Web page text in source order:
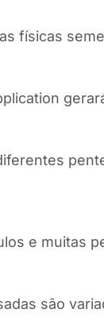
físicas
e muitas
são